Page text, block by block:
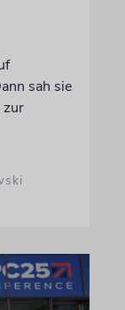
sah sie
zur